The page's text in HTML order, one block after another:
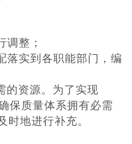
调整；
落实到各职能部门，编
的资源。为了实现
保质量体系拥有必需
时地进行补充。